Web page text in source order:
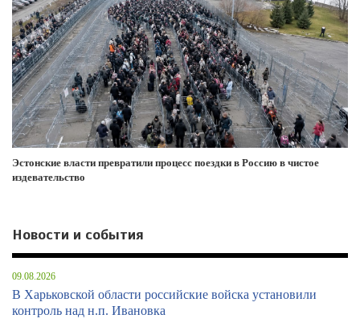
Эстонские власти превратили процесс поездки в Россию в чистое
издевательство
Новости и события
09.08.2026
В Харьковской области российские войска установили
контроль над н.п. Ивановка